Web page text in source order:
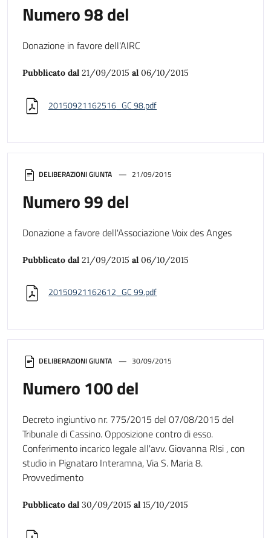
DELIBERAZIONI GIUNTA 30/09/2015
Numero 100 del
Decreto ingiuntivo nr. 775/2015 del 07/08/2015 del
Tribunale di Cassino. Opposizione contro di esso.
Conferimento incarico legale all'avv. Giovanna RIsi , con
studio in Pignataro Interamna, Via S. Maria 8.
Provvedimento
Pubblicato dal 30/09/2015 al 15/10/2015
DELIBERAZIONI GIUNTA 21/09/2015
Numero 99 del
Donazione a favore dell'Associazione Voix des Anges
Pubblicato dal 21/09/2015 al 06/10/2015
20150921162612_GC 99.pdf
Numero 98 del
Donazione in favore dell'AIRC
Pubblicato dal 21/09/2015 al 06/10/2015
20150921162516_GC 98.pdf